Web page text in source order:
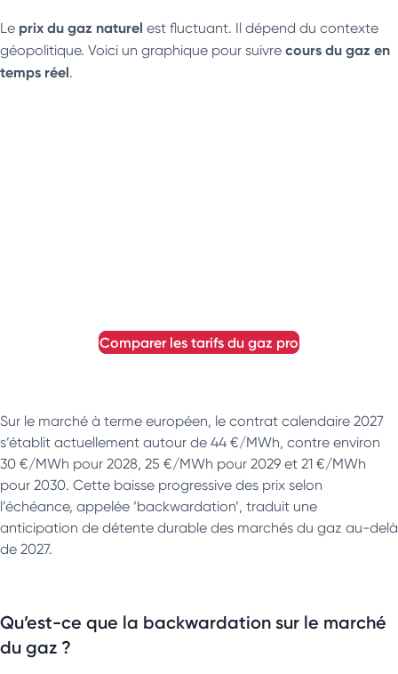
Le prix du gaz naturel est fluctuant. Il dépend du contexte
géopolitique. Voici un graphique pour suivre cours du gaz en
temps réel.
comparer les tarifs du gaz pro
Sur le marché à terme européen, le contrat calendaire 2027
s’établit actuellement autour de 44 €/MWh, contre environ
30 €/MWh pour 2028, 25 €/MWh pour 2029 et 21 €/MWh
pour 2030. Cette baisse progressive des prix selon
l’échéance, appelée ‘backwardation’, traduit une
anticipation de détente durable des marchés du gaz au-delà
de 2027.
Qu’est-ce que la backwardation sur le marché
du gaz ?